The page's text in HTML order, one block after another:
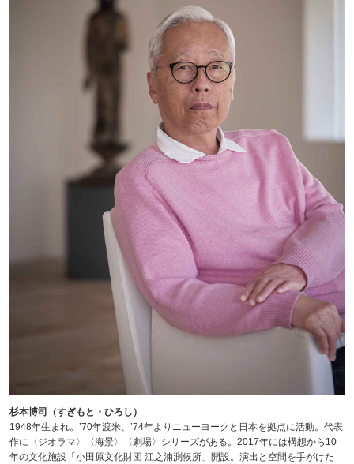
杉本博司（すぎもと・ひろし）
1948年生まれ。’70年渡米、’74年よりニューヨークと日本を拠点に活動。代表
作に〈ジオラマ〉〈海景〉〈劇場〉シリーズがある。2017年には構想から10
年の文化施設「小田原文化財団 江之浦測候所」開設。演出と空間を手がけた